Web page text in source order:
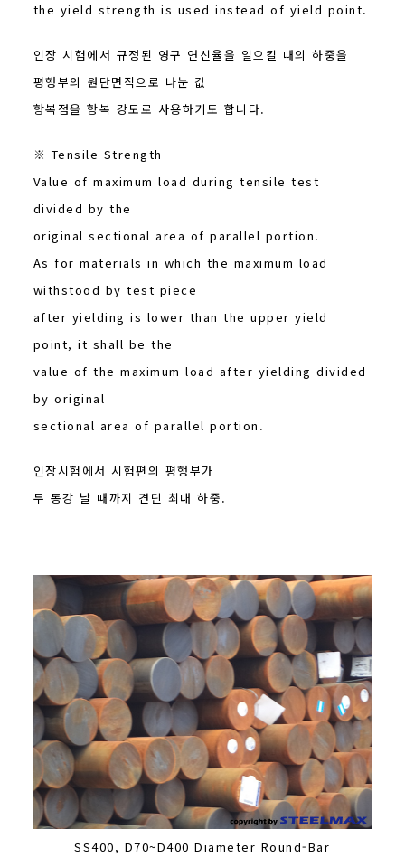
the yield strength is used instead of yield point.
인장 시험에서 규정된 영구 연신율을 일으킬 때의 하중을
평행부의 원단면적으로 나눈 값
항복점을 항복 강도로 사용하기도 합니다.
※ Tensile Strength
Value of maximum load during tensile test
divided by the
original sectional area of parallel portion.
As for materials in which the maximum load
withstood by test piece
after yielding is lower than the upper yield
point, it shall be the
value of the maximum load after yielding divided
by original
sectional area of parallel portion.
인장시험에서 시험편의 평행부가
두 동강 날 때까지 견딘 최대 하중.
SS400, D70~D400 Diameter Round-Bar